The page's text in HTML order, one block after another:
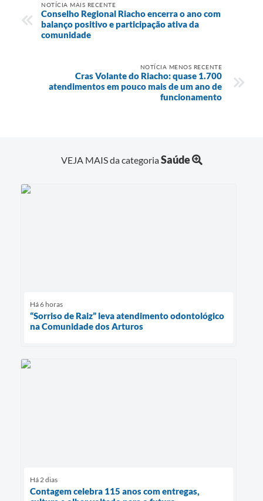
NOTÍCIA MAIS RECENTE
Conselho Regional Riacho encerra o ano com
balanço positivo e participação ativa da
comunidade
NOTÍCIA MENOS RECENTE
Cras Volante do Riacho: quase 1.700
atendimentos em pouco mais de um ano de
funcionamento
VEJA MAIS da categoriaSaúde
Há 6 horas
“Sorriso de Raiz” leva atendimento odontológico
na Comunidade dos Arturos
Há 2 dias
Contagem celebra 115 anos com entregas,